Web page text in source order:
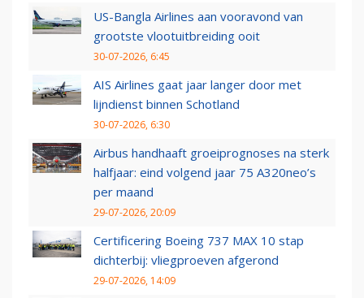
US-Bangla Airlines aan vooravond van
grootste vlootuitbreiding ooit
30-07-2026, 6:45
AIS Airlines gaat jaar langer door met
lijndienst binnen Schotland
30-07-2026, 6:30
Airbus handhaaft groeiprognoses na sterk
halfjaar: eind volgend jaar 75 A320neo’s
per maand
29-07-2026, 20:09
Certificering Boeing 737 MAX 10 stap
dichterbij: vliegproeven afgerond
29-07-2026, 14:09